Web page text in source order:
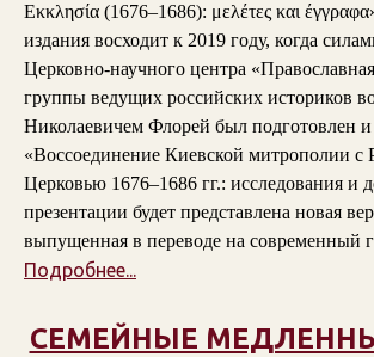
Εκκλησία (1676–1686): μελέτες και
издания восходит к 2019 году, когда
Церковно-научного центра
группы ведущих российских историков
Николаевичем Флорей был подготовлен и
«Воссоединение Киевской митрополии с
Церковью 1676–1686 гг.: исследования и
презентации будет представлена новая
выпущенная в переводе на современный
Подробнее...
СЕМЕЙНЫЕ